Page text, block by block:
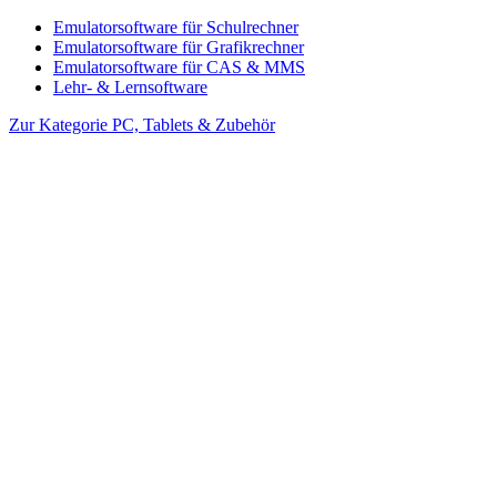
Emulatorsoftware für Schulrechner
Emulatorsoftware für Grafikrechner
Emulatorsoftware für CAS & MMS
Lehr- & Lernsoftware
Zur Kategorie PC, Tablets & Zubehör